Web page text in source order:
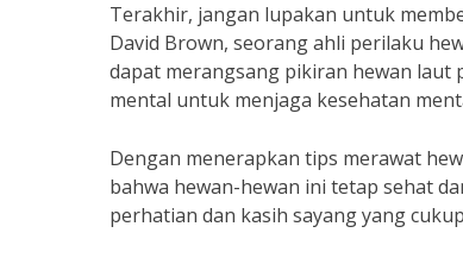
Terakhir, jangan lupakan untuk
David Brown, seorang ahli perilaku
dapat merangsang pikiran hewan laut
mental untuk menjaga kesehatan
Dengan menerapkan tips merawat
bahwa hewan-hewan ini tetap sehat
perhatian dan kasih sayang yang